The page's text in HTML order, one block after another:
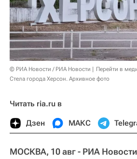
© РИА Новости / РИА Новости
Перейти в
Стела города Херсон. Архивное фото
Читать ria.ru в
Дзен МАКС
МОСКВА, 10 авг - РИА